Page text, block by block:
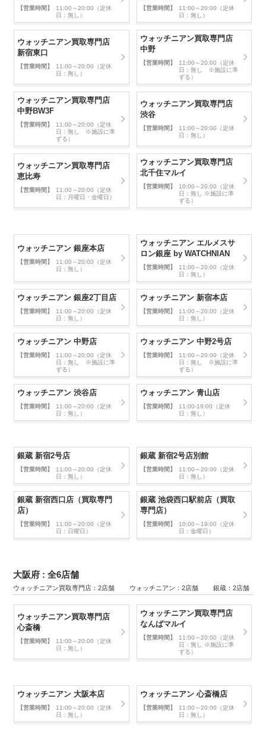
【営業時間】
11:00～20:00（定休
日：無し）
【営業時間】
11:00～20:00（定休
日：無し）
ウォッチニアン買取専門店
新宿東口
【営業時間】
11:00～20:00（定休
日：無し）
ウォッチニアン買取専門店
中野
【営業時間】
11:00～20:00（定休
日：無し ※施設に準
ずる）
ウォッチニアン買取専門店
中野BW3F
【営業時間】
11:00～20:00（定休
日：無し ※施設に準
ずる）
ウォッチニアン買取専門店
渋谷
【営業時間】
11:00～20:00（定休
日：無し）
ウォッチニアン買取専門店
恵比寿
【営業時間】
11:00～20:00（定休
日：月曜日・金曜日）
ウォッチニアン買取専門店
北千住マルイ
【営業時間】
10:00～20:00（定休
日：無し ※施設に準
ずる）
ウォッチニアン 銀座本店
【営業時間】
11:00～20:00（定休
日：無し）
ウォッチニアン エルメスサ
ロン銀座 by WATCHNIAN
【営業時間】
11:00～20:00（定休
日：無し）
ウォッチニアン 銀座2丁目店
【営業時間】
11:00～20:00（定休
日：無し）
ウォッチニアン 新宿本店
【営業時間】
11:00～20:00（定休
日：無し）
ウォッチニアン 中野店
【営業時間】
11:00～20:00（定休
日：無し ※施設に準
ずる）
ウォッチニアン 中野2号店
【営業時間】
11:00～20:00（定休
日：無し ※施設に準
ずる）
ウォッチニアン 渋谷店
【営業時間】
11:00～20:00（定休
日：無し）
ウォッチニアン 青山店
【営業時間】
11:00-19:00（定休
日：無し）
銀蔵 新宿2号店
【営業時間】
11:00～20:00（定休
日：無し）
銀蔵 新宿2号店別館
【営業時間】
11:00～20:00（定休
日：無し）
銀蔵 新宿西口店（買取専門
店）
【営業時間】
11:00～20:00（定休
日：日曜日）
銀蔵 池袋西口駅前店（買取
専門店）
【営業時間】
10:00～19:00（定休
日：金曜日）
大阪府 : 全6店舗
ウォッチニアン買取専門店：2店舗 ウォッチニアン：2店舗 銀蔵：2店舗
ウォッチニアン買取専門店
心斎橋
【営業時間】
11:00～20:00（定休
日：無し）
ウォッチニアン買取専門店
なんばマルイ
【営業時間】
11:00～20:00（定休
日：無し ※施設に準
ずる）
ウォッチニアン 大阪本店
【営業時間】
11:00～20:00（定休
日：無し）
ウォッチニアン 心斎橋店
【営業時間】
11:00～20:00（定休
日：無し）